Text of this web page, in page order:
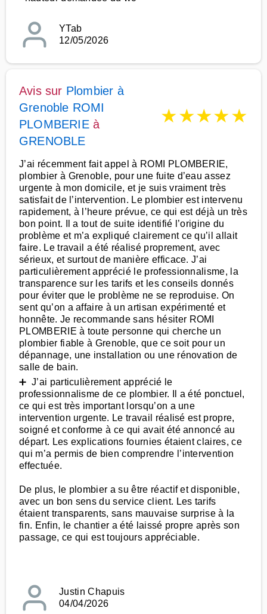
YTab
12/05/2026
Avis sur Plombier à
Grenoble ROMI
PLOMBERIE à
GRENOBLE
★★★★★
J’ai récemment fait appel à ROMI PLOMBERIE,
plombier à Grenoble, pour une fuite d’eau assez
urgente à mon domicile, et je suis vraiment très
satisfait de l’intervention. Le plombier est intervenu
rapidement, à l’heure prévue, ce qui est déjà un très
bon point. Il a tout de suite identifié l’origine du
problème et m’a expliqué clairement ce qu’il allait
faire. Le travail a été réalisé proprement, avec
sérieux, et surtout de manière efficace. J’ai
particulièrement apprécié le professionnalisme, la
transparence sur les tarifs et les conseils donnés
pour éviter que le problème ne se reproduise. On
sent qu’on a affaire à un artisan expérimenté et
honnête. Je recommande sans hésiter ROMI
PLOMBERIE à toute personne qui cherche un
plombier fiable à Grenoble, que ce soit pour un
dépannage, une installation ou une rénovation de
salle de bain.
➕ J’ai particulièrement apprécié le
professionnalisme de ce plombier. Il a été ponctuel,
ce qui est très important lorsqu’on a une
intervention urgente. Le travail réalisé est propre,
soigné et conforme à ce qui avait été annoncé au
départ. Les explications fournies étaient claires, ce
qui m’a permis de bien comprendre l’intervention
effectuée.
De plus, le plombier a su être réactif et disponible,
avec un bon sens du service client. Les tarifs
étaient transparents, sans mauvaise surprise à la
fin. Enfin, le chantier a été laissé propre après son
passage, ce qui est toujours appréciable.
Justin Chapuis
04/04/2026